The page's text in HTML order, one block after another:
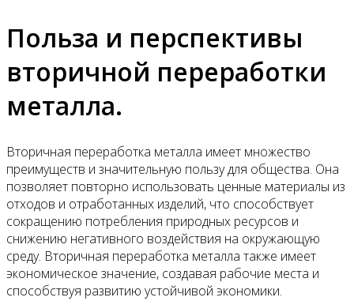
Польза и перспективы
вторичной переработки
металла.
Вторичная переработка металла имеет множество
преимуществ и значительную пользу для общества. Она
позволяет повторно использовать ценные материалы из
отходов и отработанных изделий, что способствует
сокращению потребления природных ресурсов и
снижению негативного воздействия на окружающую
среду. Вторичная переработка металла также имеет
экономическое значение, создавая рабочие места и
способствуя развитию устойчивой экономики.